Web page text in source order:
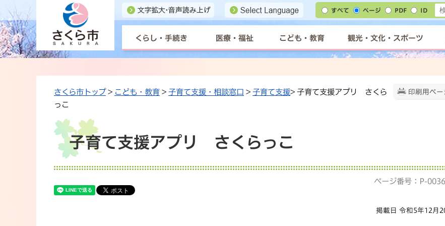
すべて ページ PDF ID
くらし・手続き 医療・福祉 こども・教育 観光・文化・スポーツ
印刷用ペー
さくら市トップ> こども・教育 > 子育て支援・相談窓口 > 子育て支援> 子育て支援アプリ さくら
っこ
子育て支援アプリ さくらっこ
ページ番号：P-
掲載日 令和5年12月